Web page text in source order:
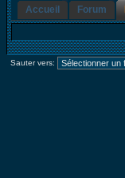
Accueil Forum
Sauter vers: